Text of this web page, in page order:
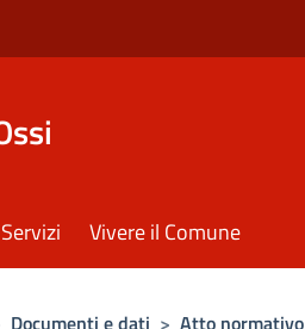
Servizi Vivere il Comune
Documenti e dati > Atto normativo